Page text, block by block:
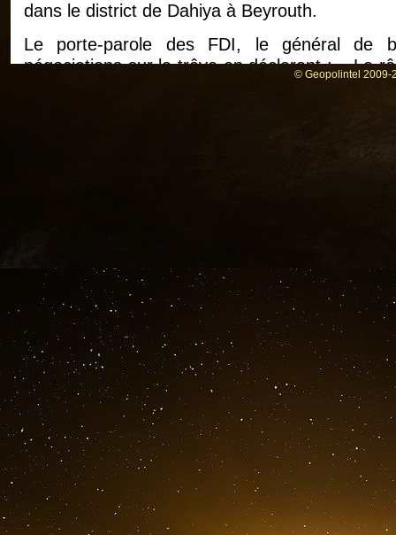
dans le district de Dahiya à Beyrouth.
Le porte-parole des FDI, le général de
négociations sur la trêve en déclarant : « Le
Segal a ajouté qu’un cessez-le-feu avec le
d’Israël ont été atteints, découplant
que le nord progresse vers le calme, a-t-il
conflit en cours dans la bande de Gaza.
Fox News
© Geopolintel 2009-